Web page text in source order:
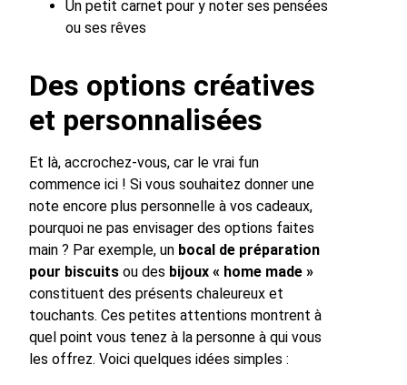
Un petit carnet pour y noter ses pensées
ou ses rêves
Des options créatives
et personnalisées
Et là, accrochez-vous, car le vrai fun
commence ici ! Si vous souhaitez donner une
note encore plus personnelle à vos cadeaux,
pourquoi ne pas envisager des options faites
main ? Par exemple, un bocal de préparation
pour biscuits ou des bijoux « home made »
constituent des présents chaleureux et
touchants. Ces petites attentions montrent à
quel point vous tenez à la personne à qui vous
les offrez. Voici quelques idées simples :